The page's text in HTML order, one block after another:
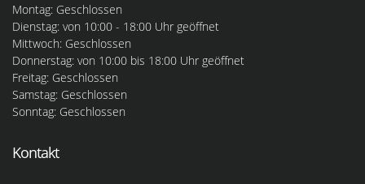
Montag: Geschlossen
Dienstag: von 10:00 - 18:00 Uhr geöffnet
Mittwoch: Geschlossen
Donnerstag: von 10:00 bis 18:00 Uhr geöffnet
Freitag: Geschlossen
Samstag: Geschlossen
Sonntag: Geschlossen
Kontakt